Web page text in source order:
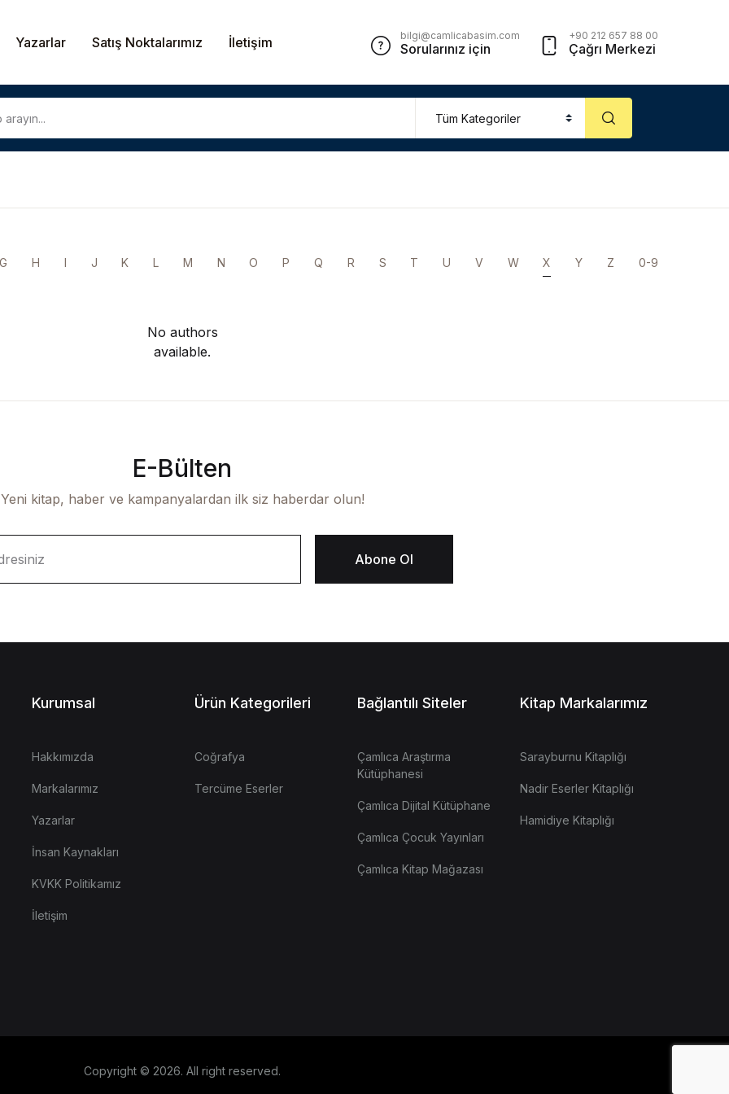
Yazarlar Satış Noktalarımız İletişim bilgi@camlicabasim.com
Sorularınız için
+90 212 657 88 00
Çağrı Merkezi
G H I J K L M N O P Q R S T U V W X Y Z 0-9
No authors
available.
E-Bülten
Yeni kitap, haber ve kampanyalardan ilk siz haberdar olun!
Abone Ol
Kurumsal
Hakkımızda
Markalarımız
Yazarlar
İnsan Kaynakları
KVKK Politikamız
İletişim
Ürün Kategorileri
Coğrafya
Tercüme Eserler
Bağlantılı Siteler
Çamlıca Araştırma
Kütüphanesi
Çamlıca Dijital Kütüphane
Çamlıca Çocuk Yayınları
Çamlıca Kitap Mağazası
Kitap Markalarımız
Sarayburnu Kitaplığı
Nadir Eserler Kitaplığı
Hamidiye Kitaplığı
Copyright © 2026. All right reserved.